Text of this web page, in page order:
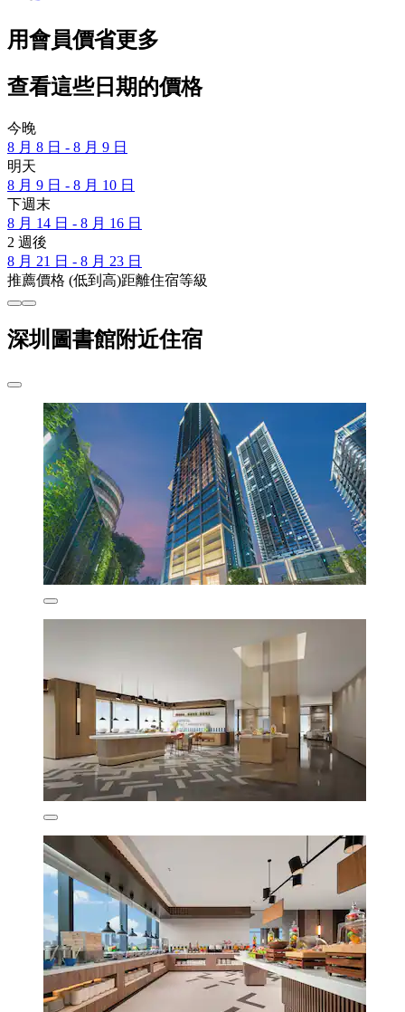
用會員價省更多
查看這些日期的價格
今晚
8 月 8 日 - 8 月 9 日
明天
8 月 9 日 - 8 月 10 日
下週末
8 月 14 日 - 8 月 16 日
2 週後
8 月 21 日 - 8 月 23 日
推薦價格 (低到高)距離住宿等級
深圳圖書館附近住宿